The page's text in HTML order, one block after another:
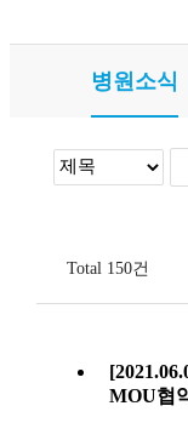
병원소식
Total 150건
MOU협